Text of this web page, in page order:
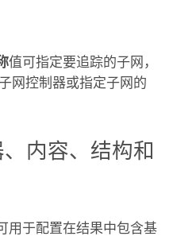
值可指定要追踪的子网，
网控制器或指定子网的
内容、结构和
用于配置在结果中包含基